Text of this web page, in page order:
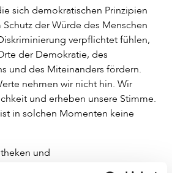
sich demokratischen Prinzipien
der Würde des Menschen
verpflichtet fühlen,
der Demokratie, des
und des Miteinanders fördern.
nehmen wir nicht hin. Wir
und erheben unsere Stimme.
in solchen Momenten keine
und